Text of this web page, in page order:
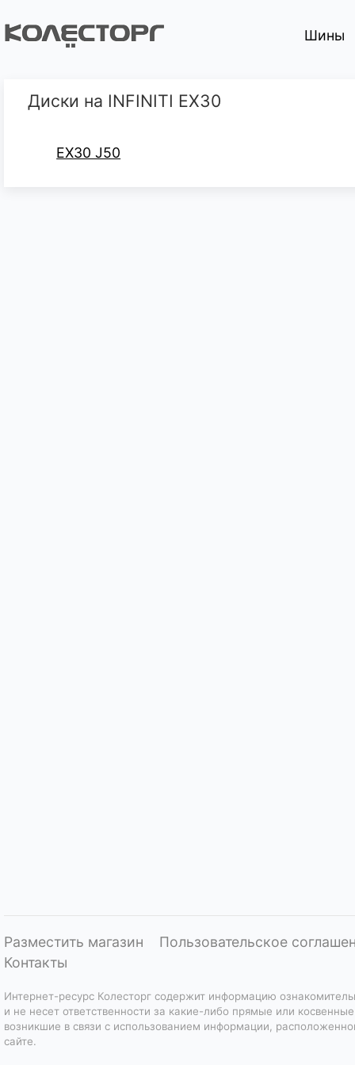
Шины
Диски на INFINITI EX30
EX30 J50
Разместить магазин
Пользовательское
Контакты
Интернет-ресурс Колесторг содержит информацию
и не несет ответственности за какие-либо прямые или
возникшие в связи с использованием информации,
сайте.